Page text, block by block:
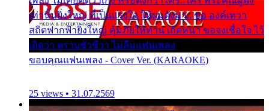
เท่านั้นยิ่งใหญ่ ที่เป็นแรงใจ ให้ผมดังมา.. ขอ องค์เทวา
สถิตฟากฟ้ายิ่งใหญ่ คุ้มภัยให้ท่าน เถิดหนา ขอจงเชื่อใจ ไว้
เถิดว่า ตราบชั่วชีวา ไม่ลืมแฟนเพลง
ขอบคุณแฟนเพลง - Cover Ver. (KARAOKE)
25 views • 31.07.2569